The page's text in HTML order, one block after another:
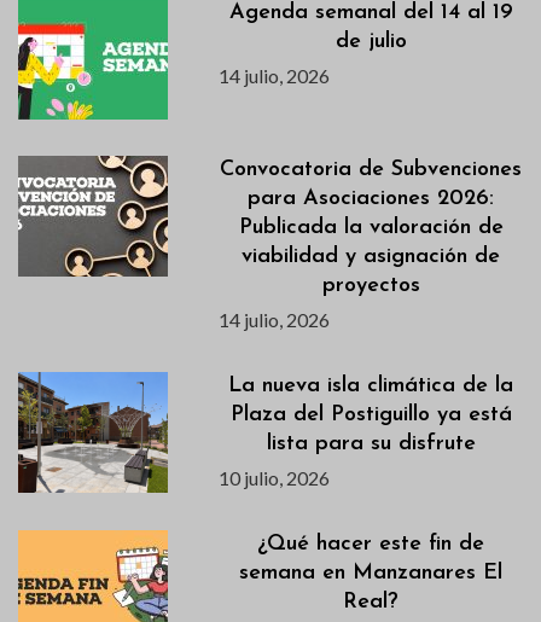
Agenda semanal del 14 al 19
de julio
14 julio, 2026
Convocatoria de Subvenciones
para Asociaciones 2026:
Publicada la valoración de
viabilidad y asignación de
proyectos
14 julio, 2026
La nueva isla climática de la
Plaza del Postiguillo ya está
lista para su disfrute
10 julio, 2026
¿Qué hacer este fin de
semana en Manzanares El
Real?